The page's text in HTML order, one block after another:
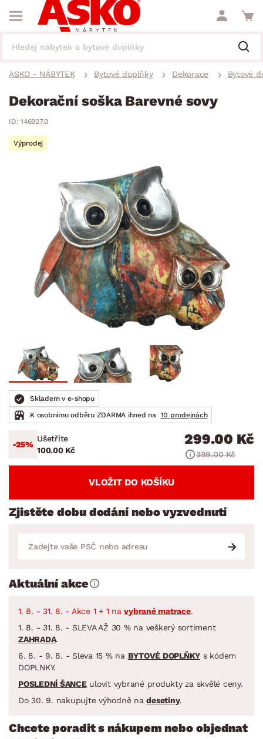
ASKO - NÁBYTEK Bytové doplňky Dekorace Bytové
Dekorační soška Barevné sovy
ID: 146927.0
Výprodej
Skladem v e-shopu
K osobnímu odběru ZDARMA ihned na
10 prodejnách
-25%
Ušetříte
100.00 Kč
299.00 Kč
399.00 Kč
VLOŽIT DO KOŠÍKU
Zjistěte dobu dodání nebo vyzvednutí
Aktuální akce
1. 8. - 31. 8. - Akce 1 + 1 navybrané matrace.
1. 8. - 31. 8. - SLEVA AŽ 30 % na veškerý sortiment
ZAHRADA.
6. 8. - 9. 8. - Sleva 15 % na BYTOVÉ DOPLŇKY s kódem
DOPLNKY.
POSLEDNÍ ŠANCEulovit vybrané produkty za skvělé ceny.
Do 30. 9. nakupujte výhodně nadesetiny.
Chcete poradit s nákupem nebo objednat